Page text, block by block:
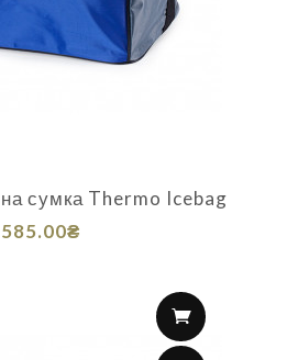
сумка Thermo Icebag
585.00₴